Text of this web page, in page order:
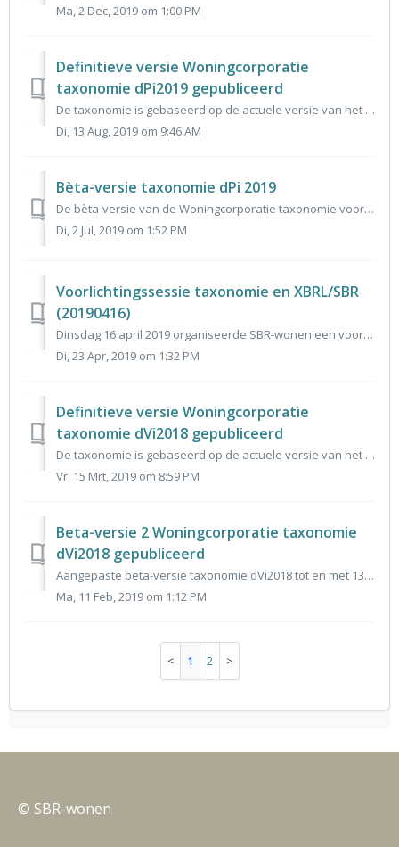
Ma, 2 Dec, 2019 om 1:00 PM
Definitieve versie Woningcorporatie
taxonomie dPi2019 gepubliceerd
De taxonomie is gebaseerd op de actuele versie van het gegevensmodel dPi 2019 en vormt de basis voor het invoerportaal voor dPi 2019. De reacties op de alfa...
Di, 13 Aug, 2019 om 9:46 AM
Bèta-versie taxonomie dPi 2019
De bèta-versie van de Woningcorporatie taxonomie voor de dPi 2019 is 28 juni aangeboden aan het Centrum voor Standaarden van Logius. Deze bèta-versie is te ...
Di, 2 Jul, 2019 om 1:52 PM
Voorlichtingssessie taxonomie en XBRL/SBR
(20190416)
Dinsdag 16 april 2019 organiseerde SBR-wonen een voorlichtingssessie taxonomie en XBRL (SBR) voor softwareleveranciers. SBR-wonen vindt het van belang dat s...
Di, 23 Apr, 2019 om 1:32 PM
Definitieve versie Woningcorporatie
taxonomie dVi2018 gepubliceerd
De taxonomie is gebaseerd op de actuele versie van het gegevensmodel dVi 2018 en vormt de basis voor het invoerportaal voor dVi 2018. De reacties op de alfa...
Vr, 15 Mrt, 2019 om 8:59 PM
Beta-versie 2 Woningcorporatie taxonomie
dVi2018 gepubliceerd
Aangepaste beta-versie taxonomie dVi2018 tot en met 13 februari as. open voor reactie De beta-versie van de Woningcorporatie taxonomie voor de dVi 2018 is ...
Ma, 11 Feb, 2019 om 1:12 PM
1 2
© SBR-wonen